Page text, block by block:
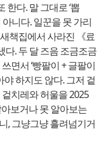
한다. 말 그대로 ‘뽑
니다. 일꾼을 못 가리
책집에서 사라진 《료
다. 두 달 즈음 조금조금
면서 ‘빵팔이 + 글팔이
야 하지도 않다. 그저 겉
치레와 허울을 2025
보거나 못 알아보는
, 그냥그냥 흘려넘기거